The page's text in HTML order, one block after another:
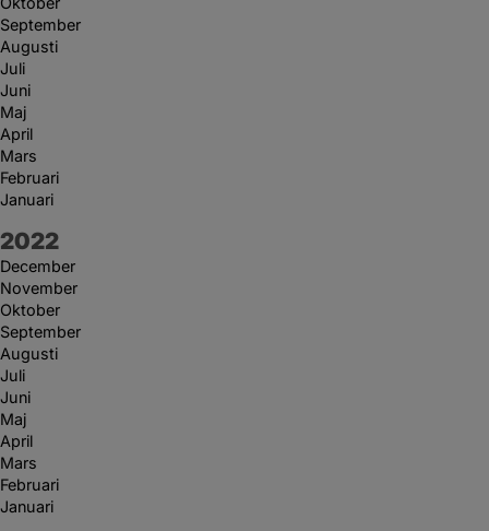
September
Augusti
Juli
Juni
Maj
April
Mars
Februari
Januari
År:
2022
December
November
Oktober
September
Augusti
Juli
Juni
Maj
April
Mars
Februari
Januari